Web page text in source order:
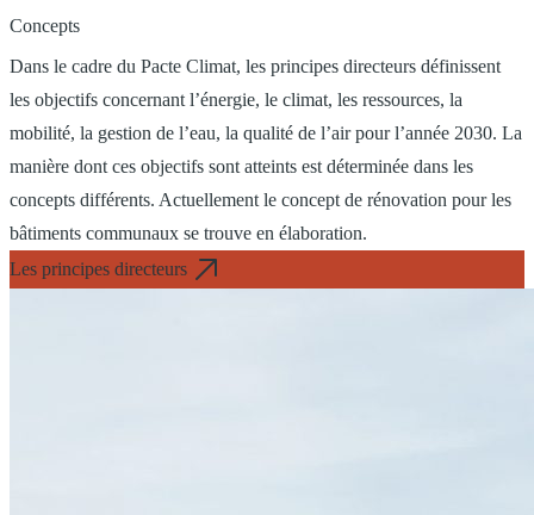
Concepts
Dans le cadre du Pacte Climat, les principes directeurs définissent
les objectifs concernant l’énergie, le climat, les ressources, la
mobilité, la gestion de l’eau, la qualité de l’air pour l’année 2030. La
manière dont ces objectifs sont atteints est déterminée dans les
concepts différents. Actuellement le concept de rénovation pour les
bâtiments communaux se trouve en élaboration.
Les principes directeurs